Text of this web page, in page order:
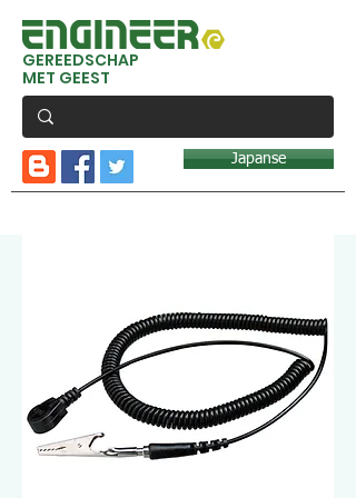
GEREEDSCHAP
MET GEEST
Japanse